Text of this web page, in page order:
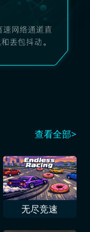
查看全部>
无尽竞速